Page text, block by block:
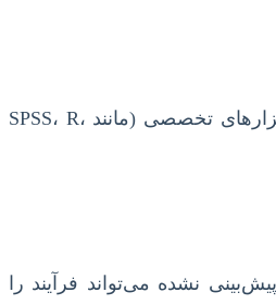
انتخاب روش تحقیق مناسب، طراحی ابزارهای گردآوری داده (پرسشنامه، چک‌لیست و…)، جمع‌آوری داده‌های صحیح و تحلیل آماری آن‌ها با نرم‌افزارهای تخصصی (مانند SPSS، R،
نشده می‌تواند فرآیند را